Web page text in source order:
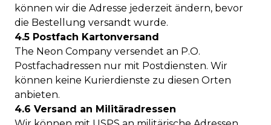
können wir die Adresse jederzeit ändern, bevor
die Bestellung versandt wurde.
4.5 Postfach Kartonversand
The Neon Company versendet an P.O.
Postfachadressen nur mit Postdiensten. Wir
können keine Kurierdienste zu diesen Orten
anbieten.
4.6 Versand an Militäradressen